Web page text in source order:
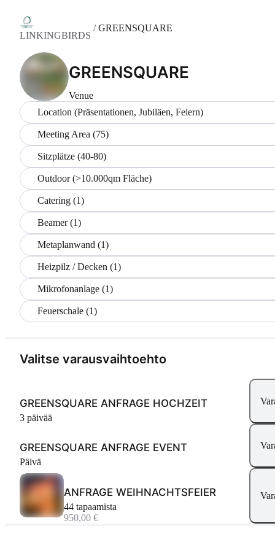
LINKINGBIRDS
/GREENSQUARE
GREENSQUARE
Venue
Location (Präsentationen, Jubiläen, Feiern)
Meeting Area (75)
Sitzplätze (40-80)
Outdoor (>10.000qm Fläche)
Catering (1)
Beamer (1)
Metaplanwand (1)
Heizpilz / Decken (1)
Mikrofonanlage (1)
Feuerschale (1)
Valitse varausvaihtoehto
GREENSQUARE ANFRAGE HOCHZEIT
3 päivää
GREENSQUARE ANFRAGE EVENT
Päivä
ANFRAGE WEIHNACHTSFEIER
44 tapaamista
950,00 €